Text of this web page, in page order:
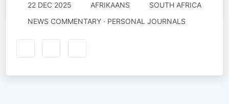
22 DEC 2025 AFRIKAANS
SOUTH AFRICA
NEWS COMMENTARY · PERSONAL JOURNALS